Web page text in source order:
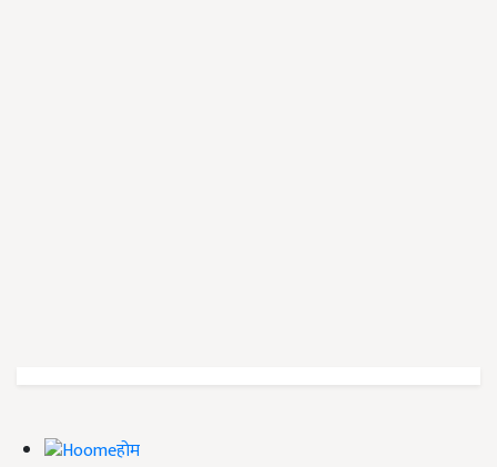
होम